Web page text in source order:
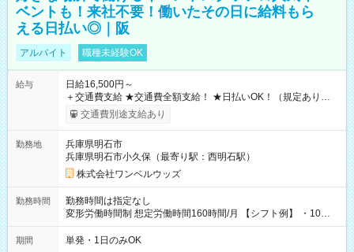
ベントも！来社不要！働いたその日に給料もら
える日払い◎｜阪
アルバイト 職種未経験OK
給与
日給16,500円～
＋交通費支給 ★交通費全額支給！ ★日払いOK！（規定あり） ┗
働いたその日に現金GET♪ お仕事後はコンビニATMから 日払
交通費別途支給あり
勤務地
兵庫県明石市
兵庫県明石市小久保（最寄り駅：西明石駅）
株式会社ワンベルウッズ
勤務時間
勤務時間は指定なし
変形労働時間制 想定労働時間160時間/月 【シフト例】 ・10：
00～20：00
期間 単発・1日のみOK